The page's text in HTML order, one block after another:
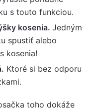
s touto funkciou.
kosenia. Jedným
spustiť alebo
kosenia!
Ktoré si bez odporu
toho dokáže